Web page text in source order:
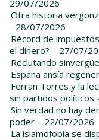
29/07/2026
Otra historia
- 28/07/2026
Récord de
el dinero? - 27/07/
Reclutando
España ansía
Ferran Torres y la
sin partidos políticos
Sin verdad no hay
poder - 22/07/2026
La islamofobia se